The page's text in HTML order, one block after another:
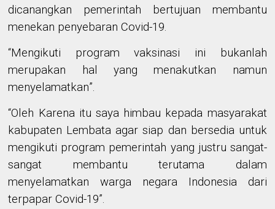
dicanangkan pemerintah bertujuan membantu
menekan penyebaran Covid-19.
“Mengikuti program vaksinasi ini
bukanlah
merupakan
hal yang menakutkan namun
menyelamatkan”.
“Oleh Karena itu saya himbau kepada masyarakat
kabupaten Lembata agar siap dan bersedia untuk
mengikuti program pemerintah yang justru sangat-
sangat membantu terutama dalam
menyelamatkan warga negara Indonesia dari
terpapar Covid-19”.